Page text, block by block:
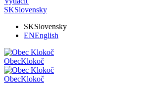
SKSlovensky
SKSlovensky
ENEnglish
ObecKlokoč
ObecKlokoč